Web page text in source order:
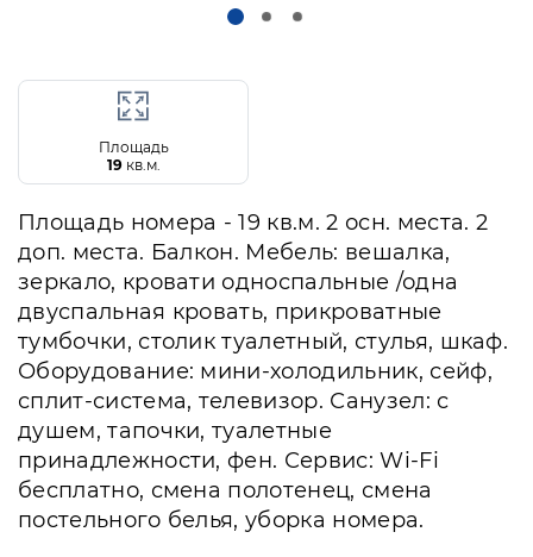
Площадь
19кв.м.
Площадь номера - 19 кв.м. 2 осн. места. 2
доп. места. Балкон. Мебель: вешалка,
зеркало, кровати односпальные /одна
двуспальная кровать, прикроватные
тумбочки, столик туалетный, стулья, шкаф.
Оборудование: мини-холодильник, сейф,
сплит-система, телевизор. Санузел: с
душем, тапочки, туалетные
принадлежности, фен. Сервис: Wi-Fi
бесплатно, смена полотенец, смена
постельного белья, уборка номера.